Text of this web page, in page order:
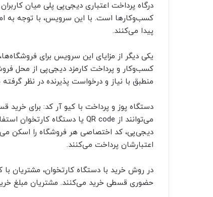
درگاه پرداخت اعتباری دیجی‌پی پلی میان
کسب‌و‌کارها است. با این سرویس، با توجه به
پیدا می‌کنند.
یکی دیگر از مزایای این سرویس برای
کسب‌و‌کار و پرداخت کارمزد دیجی‌پی از محل
منطبق با نیاز و درخواست پذیرنده در نظر
دستگاه پوز و پرداخت با کیو آر کد: برای خرید
دیجی‌پی، کد اختصاصی هر فروشگاه را اسکن
اعتبارشان پرداخت می‌کنند.
در روش خرید با دستگاه کارتخوان، مشتریان
حضوری قسطی خرید می‌کنند. مشتریان مبلغ